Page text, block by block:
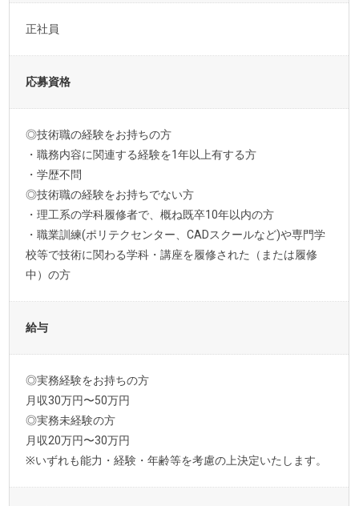
正社員
応募資格
◎技術職の経験をお持ちの方
・職務内容に関連する経験を1年以上有する方
・学歴不問
◎技術職の経験をお持ちでない方
・理工系の学科履修者で、概ね既卒10年以内の方
・職業訓練(ポリテクセンター、CADスクールなど)や専門学
校等で技術に関わる学科・講座を履修された（または履修
中）の方
給与
◎実務経験をお持ちの方
月収30万円〜50万円
◎実務未経験の方
月収20万円〜30万円
※いずれも能力・経験・年齢等を考慮の上決定いたします。